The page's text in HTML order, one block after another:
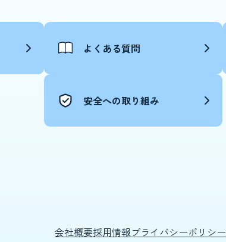
よくある質問
安全への取り組み
会社概要採用情報 プライバシーポリシー